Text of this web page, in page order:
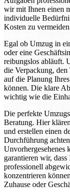
wir mit Ihnen einen
individuelle
Kosten zu
Egal ob Umzug in
oder eine
reibungslos abläuft.
die Verpackung, den
auf die Planung
können. Die klare
wichtig wie die
Die perfekte
Beratung. Hier
und erstellen einen
Durchführung
Unvorhergesehenes
garantieren wir,
professionell
konzentrieren
Zuhause oder